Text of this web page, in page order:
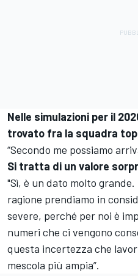
Nelle simulazioni per il
trovato fra la squadra
“Secondo me possiamo
Si tratta di un valore
"Sì, è un dato molto
ragione prendiamo in
severe, perché per noi è
numeri che ci vengono
questa incertezza che
mescola più ampia”.